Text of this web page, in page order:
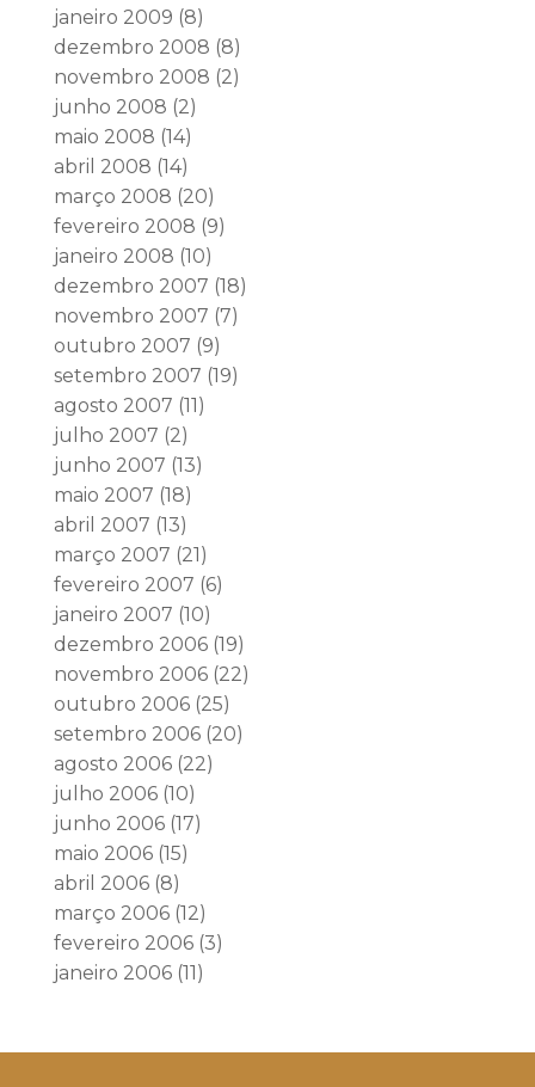
janeiro 2009 (8)
dezembro 2008 (8)
novembro 2008 (2)
junho 2008 (2)
maio 2008 (14)
abril 2008 (14)
março 2008 (20)
fevereiro 2008 (9)
janeiro 2008 (10)
dezembro 2007 (18)
novembro 2007 (7)
outubro 2007 (9)
setembro 2007 (19)
agosto 2007 (11)
julho 2007 (2)
junho 2007 (13)
maio 2007 (18)
abril 2007 (13)
março 2007 (21)
fevereiro 2007 (6)
janeiro 2007 (10)
dezembro 2006(19)
novembro 2006(22)
outubro 2006(25)
setembro 2006(20)
agosto 2006(22)
julho 2006(10)
junho 2006(17)
maio 2006(15)
abril 2006(8)
março 2006(12)
fevereiro 2006(3)
janeiro 2006(11)